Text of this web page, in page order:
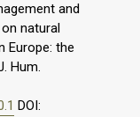
and
natural
Europe: the
Hum.
DOI: